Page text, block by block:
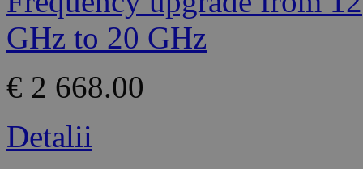
€ 2 668.00
Detalii